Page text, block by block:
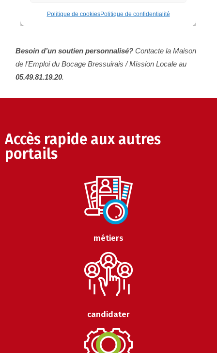
Besoin d’un soutien personnalisé? Contacte la Maison
de l’Emploi du Bocage Bressuirais / Mission Locale au
05.49.81.19.20.
Accès rapide aux autres
portails
métiers
candidater